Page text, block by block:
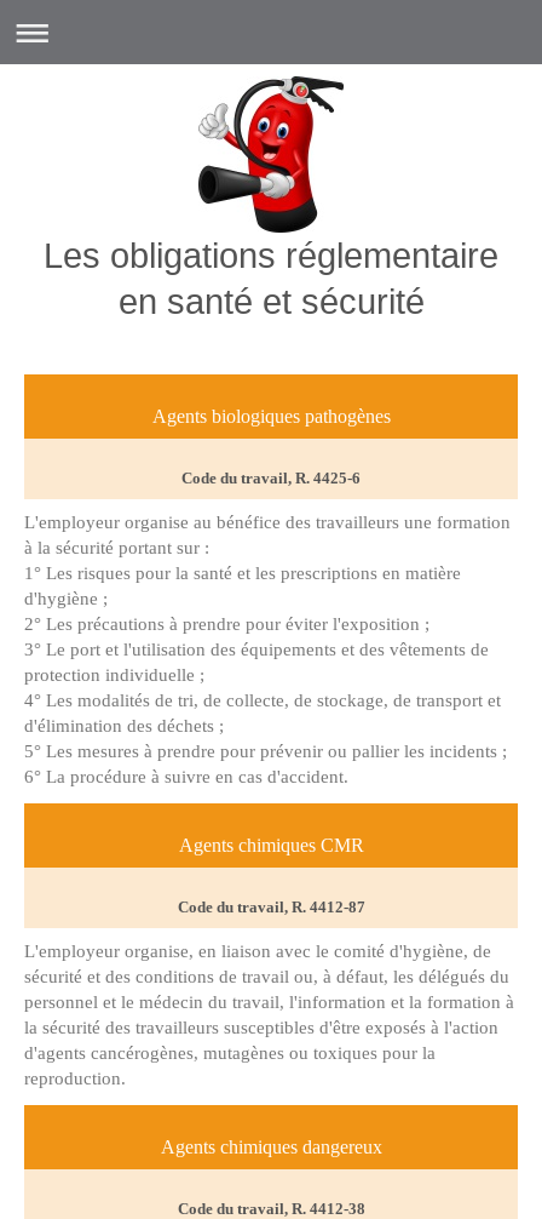
Les obligations réglementaire
en santé et sécurité
Agents biologiques pathogènes
Code du travail, R. 4425-6
L'employeur organise au bénéfice des travailleurs une formation
à la sécurité portant sur :
1° Les risques pour la santé et les prescriptions en matière
d'hygiène ;
2° Les précautions à prendre pour éviter l'exposition ;
3° Le port et l'utilisation des équipements et des vêtements de
protection individuelle ;
4° Les modalités de tri, de collecte, de stockage, de transport et
d'élimination des déchets ;
5° Les mesures à prendre pour prévenir ou pallier les incidents ;
6° La procédure à suivre en cas d'accident.
Agents chimiques CMR
Code du travail, R. 4412-87
L'employeur organise, en liaison avec le comité d'hygiène, de
sécurité et des conditions de travail ou, à défaut, les délégués du
personnel et le médecin du travail, l'information et la formation à
la sécurité des travailleurs susceptibles d'être exposés à l'action
d'agents cancérogènes, mutagènes ou toxiques pour la
reproduction.
Agents chimiques dangereux
Code du travail, R. 4412-38